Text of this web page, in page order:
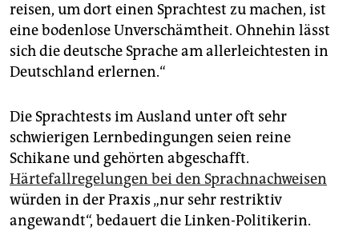
reisen, um dort einen Sprachtest zu machen, ist
eine bodenlose Unverschämtheit. Ohnehin lässt
sich die deutsche Sprache am allerleichtesten in
Deutschland erlernen.“
Die Sprachtests im Ausland unter oft sehr
schwierigen Lernbedingungen seien reine
Schikane und gehörten abgeschafft.
Härtefallregelungen bei den Sprachnachweisen
würden in der Praxis „nur sehr restriktiv
angewandt“, bedauert die Linken-Politikerin.